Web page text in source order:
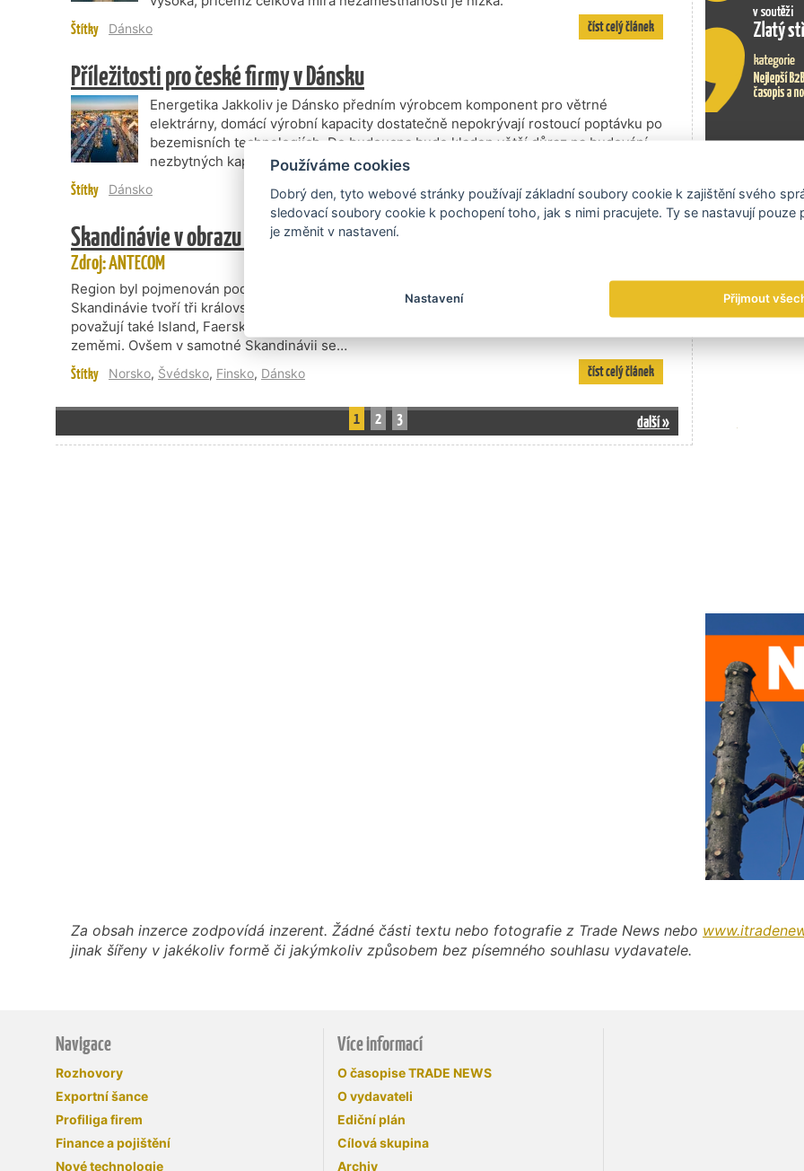
Štítky Dánsko číst celý článek
Příležitosti pro české firmy v Dánsku
Energetika Jakkoliv je Dánsko předním výrobcem komponent pro větrné
elektrárny, domácí výrobní kapacity dostatečně nepokrývají rostoucí poptávku po
bezemisních technologiích. Do budoucna bude kladen větší důraz na budování
nezbytných kapacit pro ukládání energie produkované solárními a větrnými…
Štítky Dánsko číst celý článek
Skandinávie v obrazu anamorfních map
Zdroj: ANTECOM
Region byl pojmenován podle jižní části Švédska zvané Skåne (latinsky Scania). Jádro
Skandinávie tvoří tři království: Švédsko, Norsko a Dánsko. Za součást regionu se však
považují také Island, Faerské ostrovy a Finsko, země historicky spjaté se skandinávskými
zeměmi. Ovšem v samotné Skandinávii se…
Štítky Norsko, Švédsko, Finsko, Dánsko číst celý článek
1 2 3 další »
Exportní
Za obsah inzerce zodpovídá inzerent. Žádné části textu nebo fotografie z Trade News nebo
jinak šířeny v jakékoliv formě či jakýmkoliv způsobem bez písemného souhlasu vydavatele.
Navigace
Rozhovory
Exportní šance
Profiliga firem
Finance a pojištění
Nové technologie
Více informací
O časopise TRADE NEWS
O vydavateli
Ediční plán
Cílová skupina
Archiv
Používáme cookies
Dobrý den, tyto webové stránky používají základní soubory cookie k zajištění svého
sledovací soubory cookie k pochopení toho, jak s nimi pracujete. Ty se nastavují pouze
je změnit v nastavení.
Nastavení Přijmout